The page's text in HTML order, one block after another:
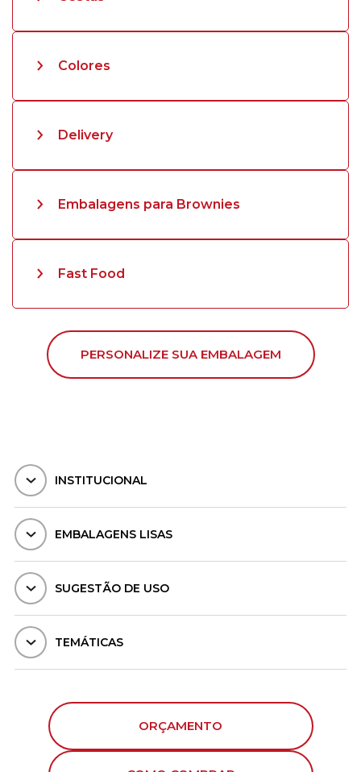
Colores
Delivery
Embalagens para Brownies
Fast Food
PERSONALIZE SUA EMBALAGEM
INSTITUCIONAL
EMBALAGENS LISAS
SUGESTÃO DE USO
TEMÁTICAS
ORÇAMENTO